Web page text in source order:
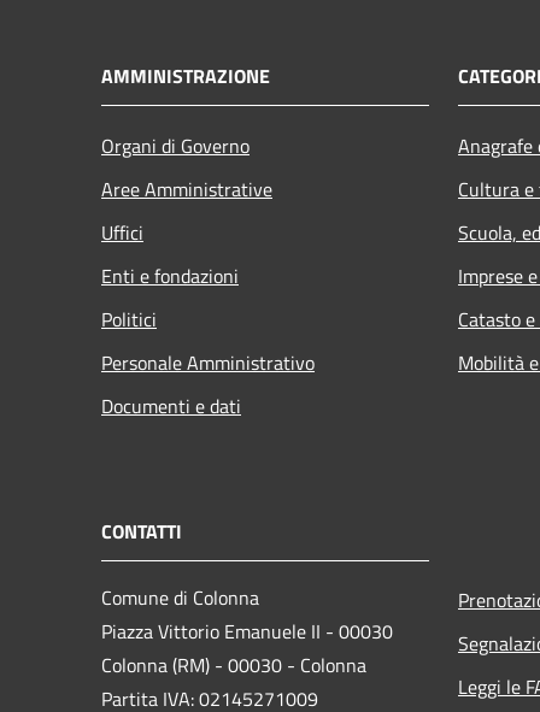
AMMINISTRAZIONE
Organi di Governo
Aree Amministrative
Uffici
Enti e fondazioni
Politici
Personale Amministrativo
Documenti e dati
Cultura
Scuola,
Imprese
Catasto
Mobilità
CONTATTI
Comune di Colonna
Piazza Vittorio Emanuele II - 00030
Colonna (RM) - 00030 - Colonna
Partita IVA: 02145271009
Leggi le